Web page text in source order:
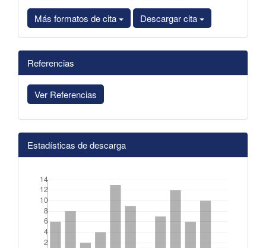
Más formatos de cita
Descargar cita
Referencias
Ver Referencias
Estadísticas de descarga